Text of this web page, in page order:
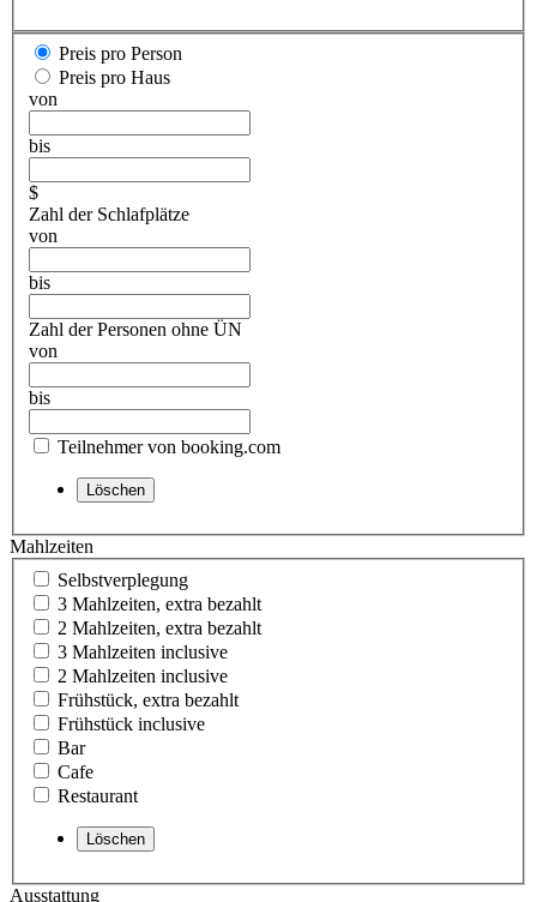
Preis pro Person
Preis pro Haus
von
bis
$
Zahl der Schlafplätze
von
bis
Zahl der Personen ohne ÜN
von
bis
Teilnehmer von booking.com
Mahlzeiten
Selbstverplegung
3 Mahlzeiten, extra bezahlt
2 Mahlzeiten, extra bezahlt
3 Mahlzeiten inclusive
2 Mahlzeiten inclusive
Frühstück, extra bezahlt
Frühstück inclusive
Bar
Cafe
Restaurant
Ausstattung